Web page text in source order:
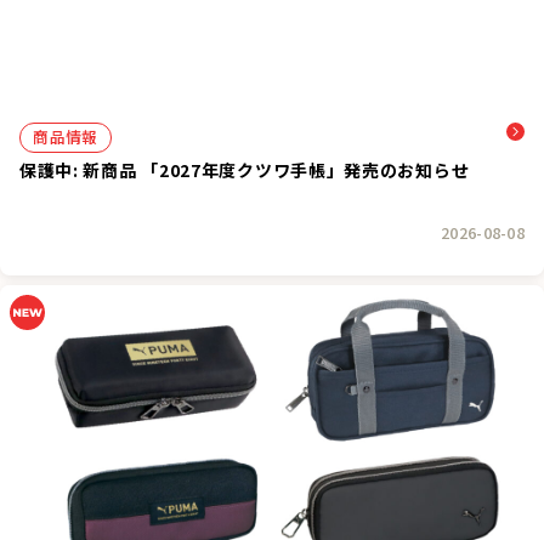
商品情報
保護中: 新商品 「2027年度クツワ手帳」発売のお知らせ
2026-08-08